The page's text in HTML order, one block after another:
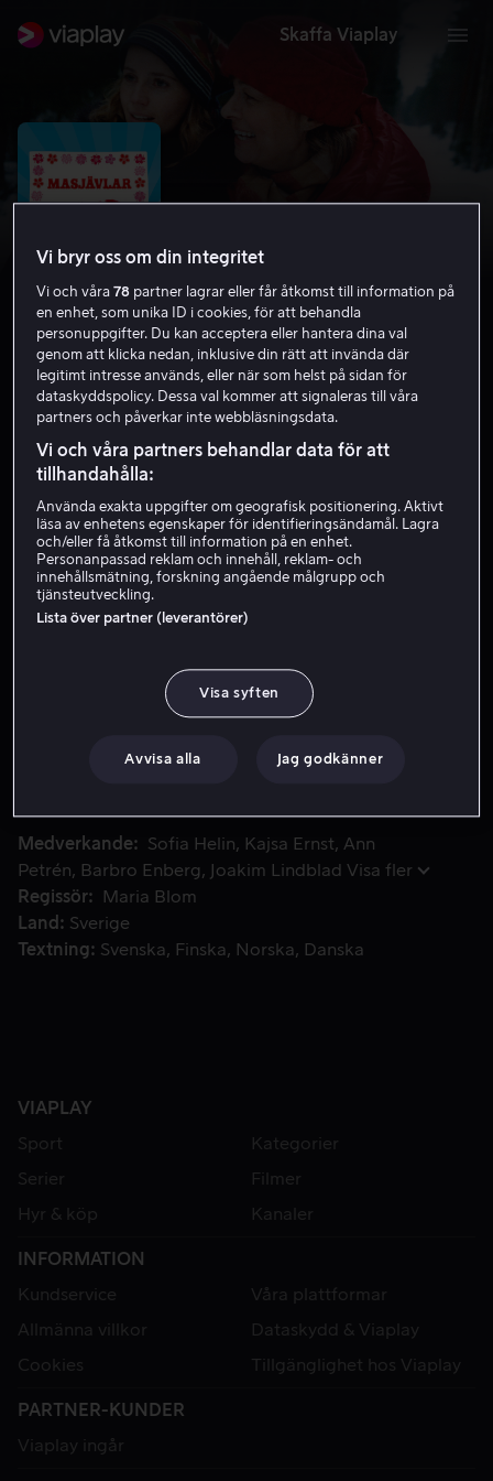
Skaffa Viaplay
Masjävlar
Drama 2004
HD
Hyr 49 kr
Köp 89 kr
Se trailer
Mia åker från Stockholm till sin hemstad för att fira sin
Mia åker från Stockholm till sin hemstad för att fira sin
henne familjens sommarstuga, är konflikten med hennes
Medverkande Sofia Helin Kajsa Ernst
Ann
Petrén
Barbro Enberg Joakim Lindblad Visa fler
Regissör
Maria Blom
Land
Sverige
Textning
Svenska Finska Norska Danska
VIAPLAY
Sport
Kategorier
Serier
Filmer
Hyr & köp
Kanaler
INFORMATION
Kundservice
Våra plattformar
Allmänna villkor
Dataskydd & Viaplay
Cookies
Tillgänglighet hos Viaplay
PARTNER-KUNDER
Viaplay ingår
Vi bryr oss om din integritet
Vi och våra78 partner lagrar eller får åtkomst till information på
en enhet, som unika ID i cookies, för att behandla
personuppgifter. Du kan acceptera eller hantera dina val
genom att klicka nedan, inklusive din rätt att invända där
legitimt intresse används, eller när som helst på sidan för
dataskyddspolicy. Dessa val kommer att signaleras till våra
partners och påverkar inte webbläsningsdata.
Vi och våra partners behandlar data för att
tillhandahålla:
Använda exakta uppgifter om geografisk positionering. Aktivt
läsa av enhetens egenskaper för identifieringsändamål. Lagra
och/eller få åtkomst till information på en enhet.
Personanpassad reklam och innehåll, reklam- och
innehållsmätning, forskning angående målgrupp och
tjänsteutveckling.
Lista över partner (leverantörer)
Visa syften
Avvisa alla Jag godkänner